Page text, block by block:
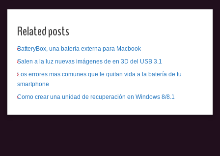
Related posts
BatteryBox, una batería externa para Macbook
Salen a la luz nuevas imágenes de en 3D del USB 3.1
Los errores mas comunes que le quitan vida a la batería de tu
smartphone
Como crear una unidad de recuperación en Windows 8/8.1